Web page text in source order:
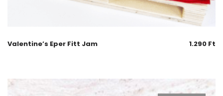
Valentine’s Eper Fitt Jam 1.290 Ft